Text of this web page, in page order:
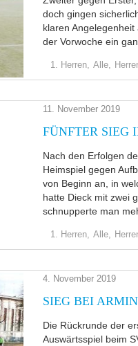
doch gingen
klaren
der Vorwoche ein
1. Herren, Alle,
11. November 2019
FÜNFTER SIEG
Nach den Erfolgen
Heimspiel gegen
von Beginn an, in
hatte Dieck mit zwei
schnupperte man
1. Herren, Alle,
4. November 2019
SIEG BEI
Die Rückrunde der
Auswärtsspiel beim